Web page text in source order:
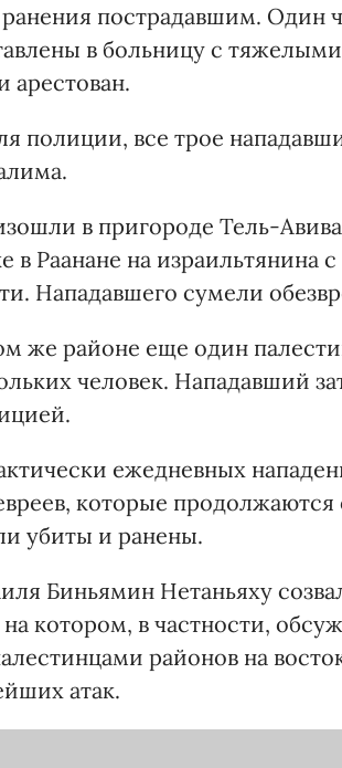
пострадавшим. Один
в больницу с
арестован.
полиции, все трое
в пригороде Тель-
в Раанане на израильтянина
Нападавшего сумели
же районе еще один
человек. Нападавший
ежедневных
которые продолжаются
убиты и ранены.
Биньямин Нетаньяху
котором, в частности,
районов на
атак.